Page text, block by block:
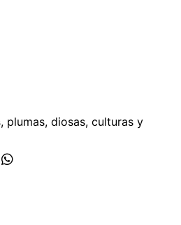
plumas, diosas, culturas y